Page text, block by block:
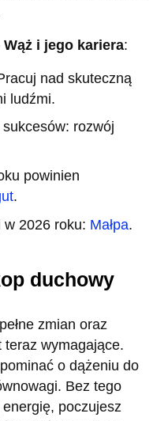
i jego kariera:
nad skuteczną
ludźmi.
rozwój
powinien
.
w 2026 roku: Małpa.
duchowy
zmian oraz
teraz wymagające.
o dążeniu do
Bez tego
poczujesz